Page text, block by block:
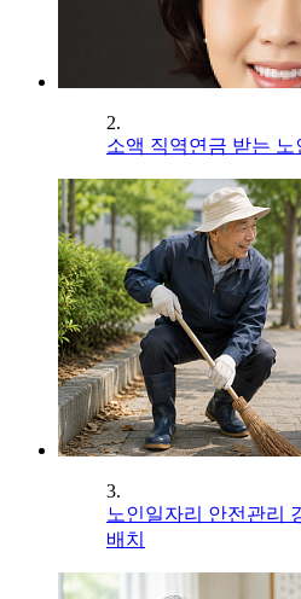
2.
소액 직역연금 받는
3.
노인일자리 안전관리
배치